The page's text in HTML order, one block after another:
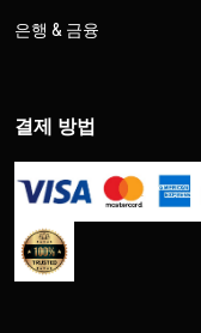
은행 & 금융
결제 방법